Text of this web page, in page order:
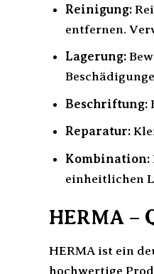
Reinigung:
entfernen.
Lagerung:
Beschriftung:
Reparatur:
Kombination:
einheitlichen
HERMA –
HERMA ist ein
hochwertige